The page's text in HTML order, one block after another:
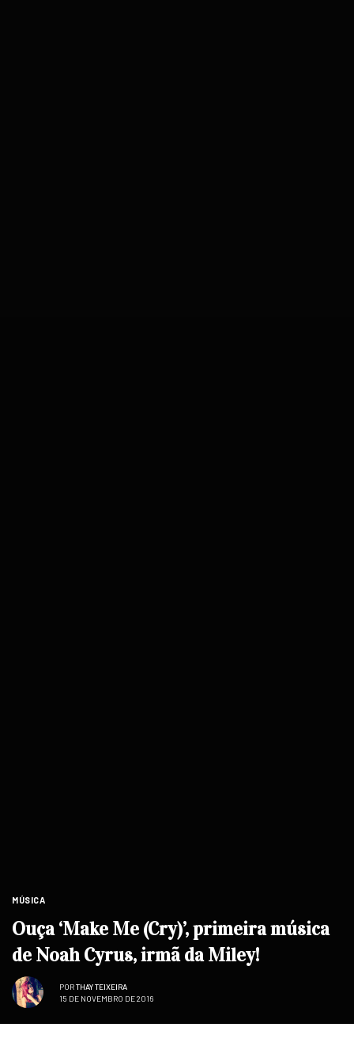
MÚSICA
Ouça ‘Make Me (Cry)’, primeira música
de Noah Cyrus, irmã da Miley!
PORTHAY TEIXEIRA
15 DE NOVEMBRO DE 2016